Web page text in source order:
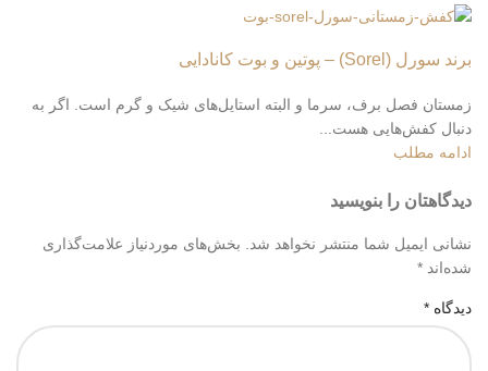
برند سورل (Sorel) – پوتین و بوت کانادایی
زمستان فصل برف، سرما و البته استایل‌های شیک و گرم است. اگر به
دنبال کفش‌هایی هست...
ادامه مطلب
دیدگاهتان را بنویسید
نشانی ایمیل شما منتشر نخواهد شد.
بخش‌های موردنیاز علامت‌گذاری
شده‌اند *
دیدگاه *